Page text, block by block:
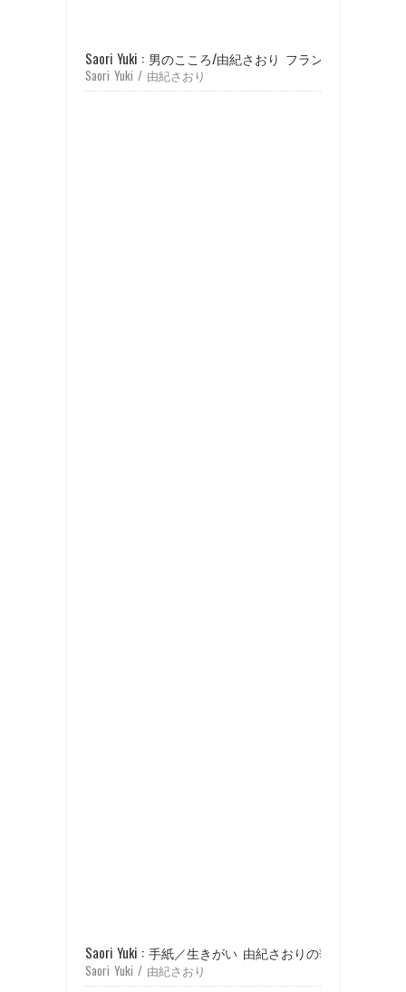
Saori Yuki : 男のこころ/由紀さおり フランシス・レイを
Saori Yuki / 由紀さおり
Saori Yuki : 手紙／生きがい 由紀さおりの華麗なる世界
Saori Yuki / 由紀さおり